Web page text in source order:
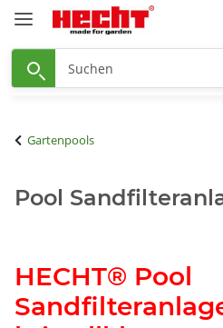
Gartenpools
Pool
HECHT® Pool